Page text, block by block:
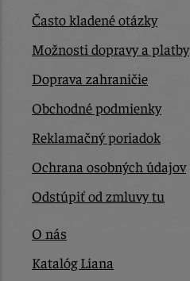
Často kladené otázky
Možnosti dopravy a platby
Doprava zahraničie
Obchodné podmienky
Reklamačný poriadok
Ochrana osobných údajov
Odstúpiť od zmluvy tu
O nás
Katalóg Liana